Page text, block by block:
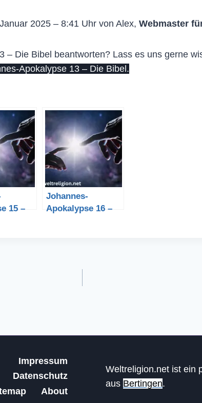
2025 – 8:41 Uhr von Alex, Webmaster
– Die Bibel beantworten? Lass es uns gerne
Apokalypse 13 – Die Bibel.
15 –
Johannes-
Apokalypse 16 –
Impressum
Datenschutz
About
Weltreligion.net ist ein
aus Bertingen.